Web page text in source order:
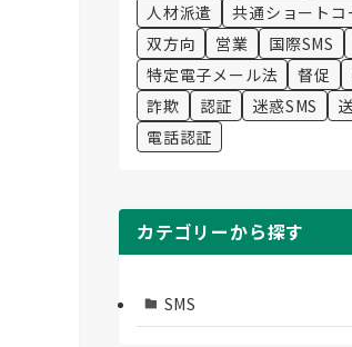
人材派遣
共通ショートコ
双方向
営業 国際SMS
特定電子メール法
督促
詐欺
認証 迷惑SMS
電話認証
カテゴリーから探す
SMS